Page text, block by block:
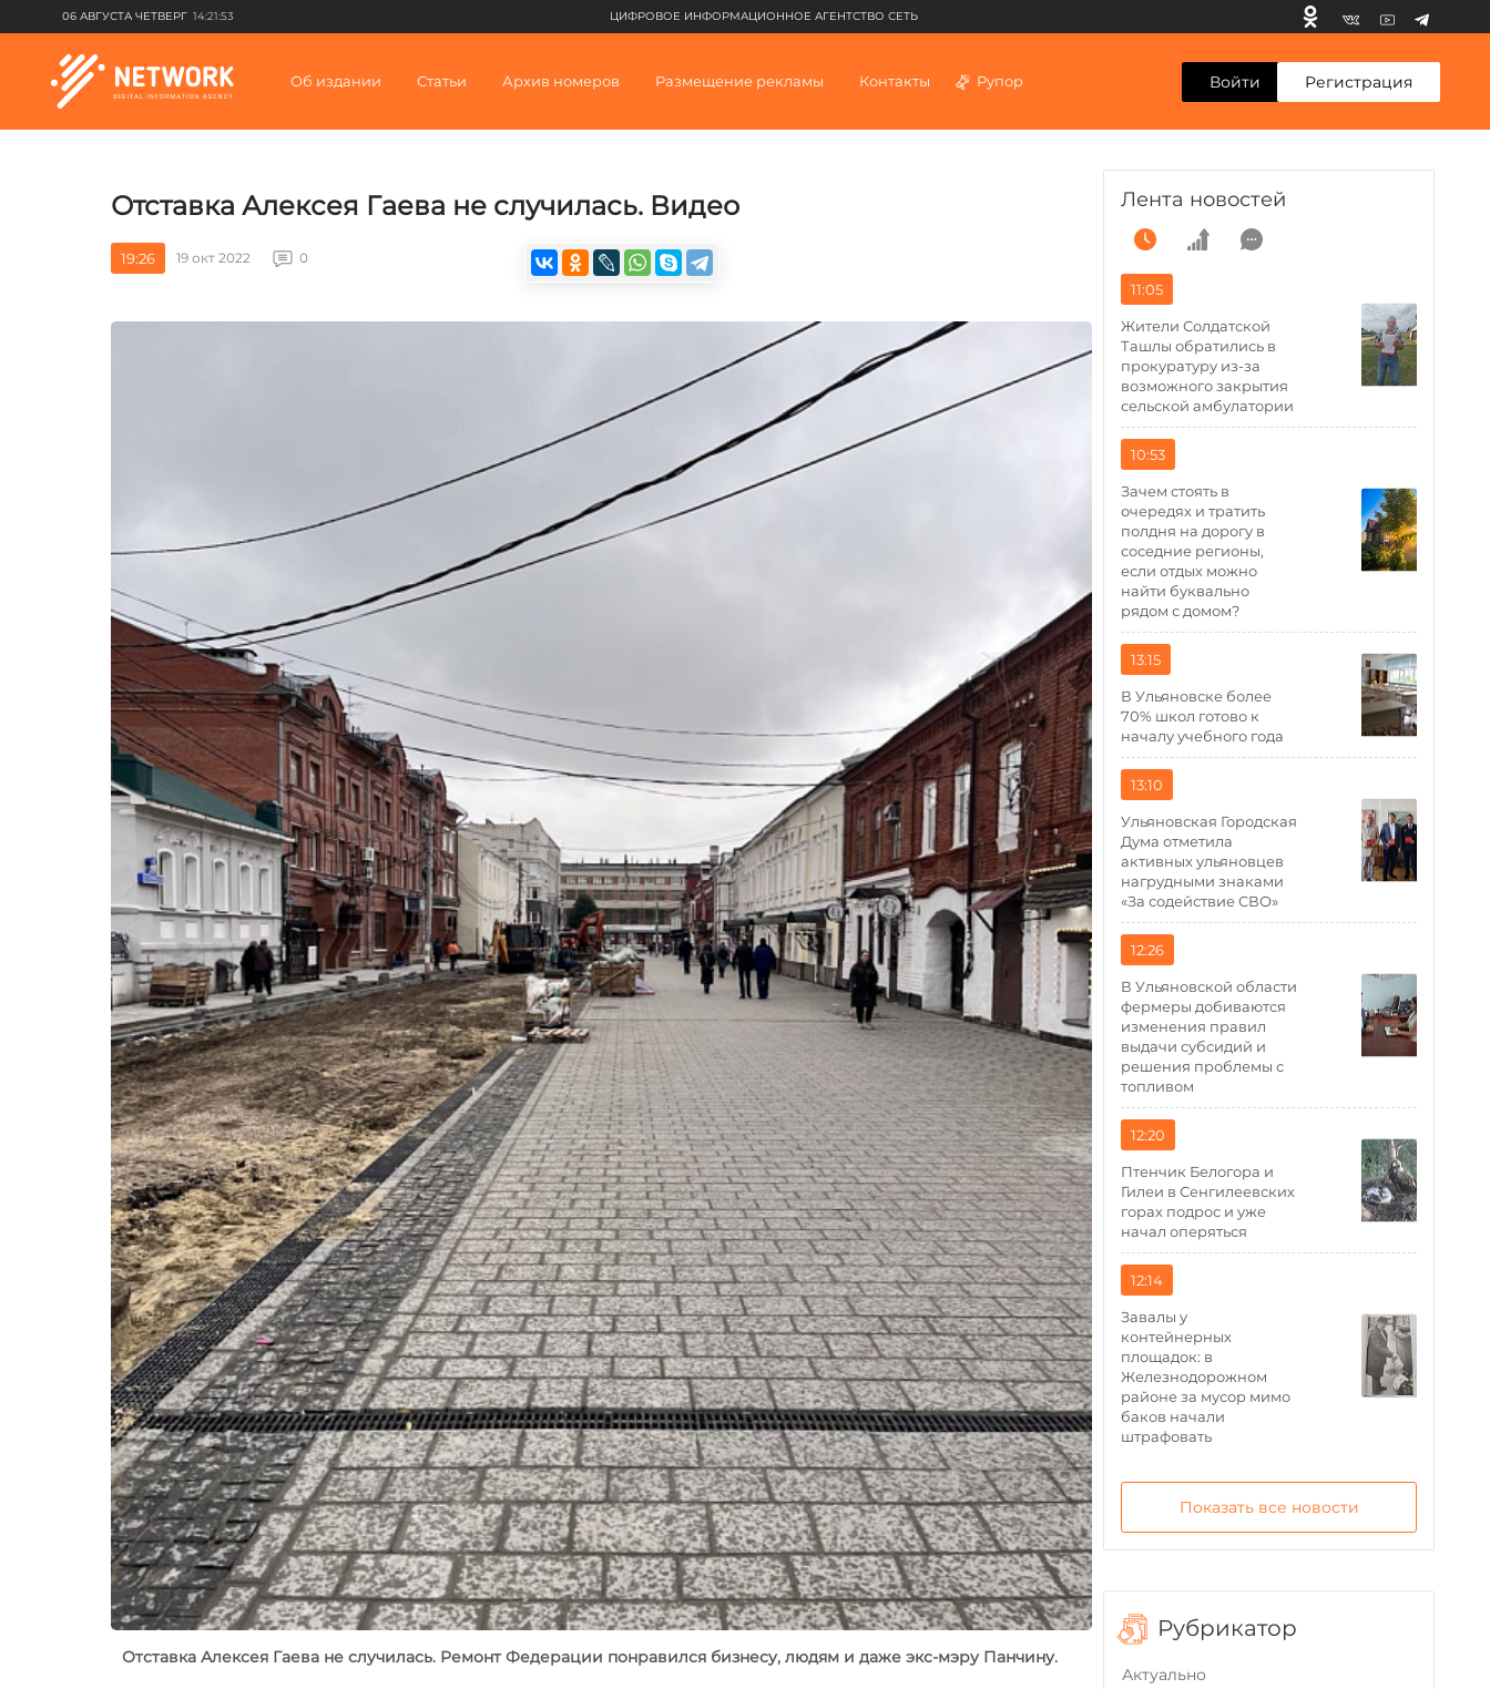
06 АВГУСТА ЧЕТВЕРГ 14:21:53 ЦИФРОВОЕ ИНФОРМАЦИОННОЕ АГЕНТСТВО СЕТЬ
Об издании Статьи Архив номеров Размещение рекламы Контакты Рупор Войти Регистрация
Отставка Алексея Гаева не случилась. Видео
19:26 19 окт 2022 0
Отставка Алексея Гаева не случилась. Ремонт Федерации понравился бизнесу, людям и даже экс-мэру Панчину.
Лента новостей
11:05
Жители Солдатской
Ташлы обратились в
прокуратуру из-за
возможного закрытия
сельской амбулатории
10:53
Зачем стоять в
очередях и тратить
полдня на дорогу в
соседние регионы,
если отдых можно
найти буквально
рядом с домом?
13:15
В Ульяновске более
70% школ готово к
началу учебного года
13:10
Ульяновская Городская
Дума отметила
активных ульяновцев
нагрудными знаками
«За содействие СВО»
12:26
В Ульяновской области
фермеры добиваются
изменения правил
выдачи субсидий и
решения проблемы с
топливом
12:20
Птенчик Белогора и
Гилеи в Сенгилеевских
горах подрос и уже
начал оперяться
12:14
Завалы у
контейнерных
площадок: в
Железнодорожном
районе за мусор мимо
баков начали
штрафовать
Показать все новости
Рубрикатор
Актуально